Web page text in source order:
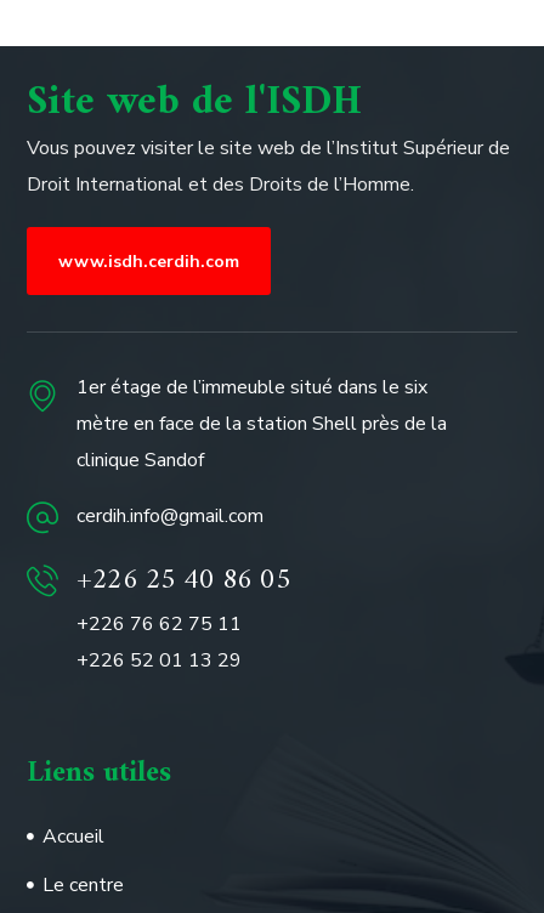
Site web de l'ISDH
Vous pouvez visiter le site web de l’Institut Supérieur de
Droit International et des Droits de l’Homme.
www.isdh.cerdih.com
1er étage de l’immeuble situé dans le six
mètre en face de la station Shell près de la
clinique Sandof
cerdih.info@gmail.com
+226 25 40 86 05
+226 76 62 75 11
+226 52 01 13 29
Liens utiles
Accueil
Le centre